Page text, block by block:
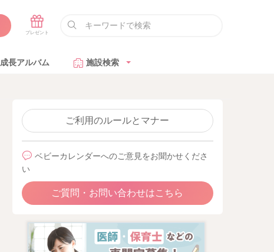
成長アルバム 施設検索
ご利用のルールとマナー
ベビーカレンダーへのご意見をお聞かせくださ
い
ご質問・お問い合わせはこちら